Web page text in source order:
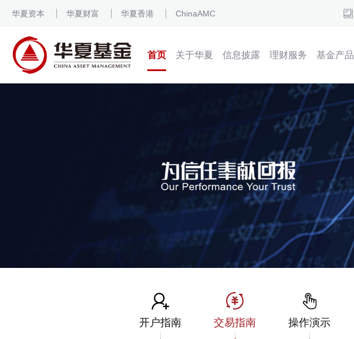
华夏资本 华夏财富 华夏香港 ChinaAMC
首页 关于华夏 信息披露 理财服务 基金产品
开户指南 交易指南 操作演示